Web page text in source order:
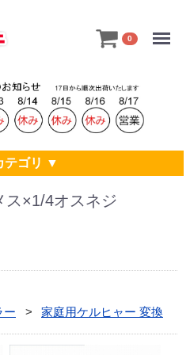
0
テゴリ ▼
ス×1/4オスネジ
ー 家庭用ケルヒャー 変換